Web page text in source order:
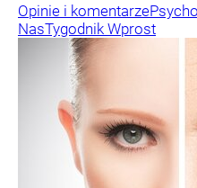
Opinie i komentarze
NasTygodnik Wprost